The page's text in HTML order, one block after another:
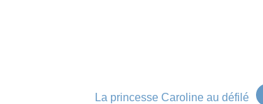
La princesse Caroline au défilé